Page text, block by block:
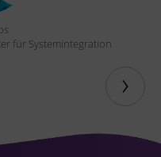
für Systemintegration
›